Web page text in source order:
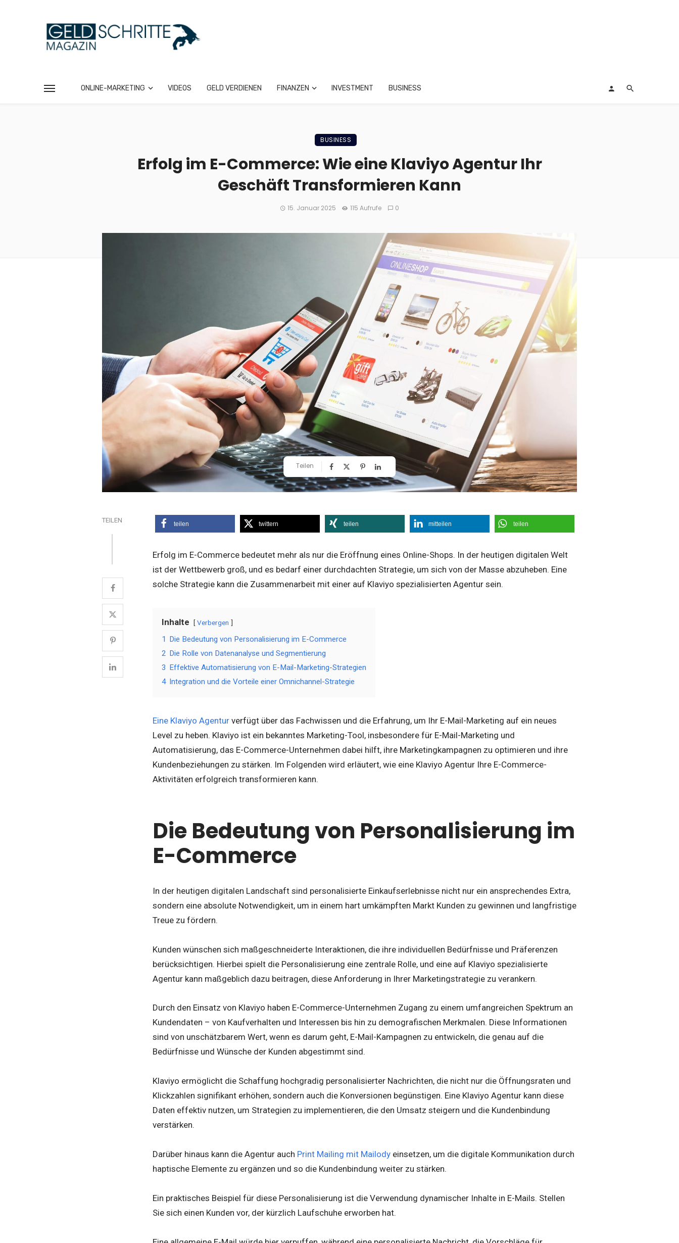
ONLINE-MARKETING VIDEOS GELD VERDIENEN FINANZEN INVESTMENT BUSINESS
BUSINESS
Erfolg im E-Commerce: Wie eine Klaviyo Agentur Ihr
Geschäft Transformieren Kann
15. Januar 2025 115 Aufrufe 0
Teilen
TEILEN teilen twittern teilen mitteilen teilen
Erfolg im E-Commerce bedeutet mehr als nur die Eröffnung eines Online-Shops. In der heutigen digitalen Welt
ist der Wettbewerb groß, und es bedarf einer durchdachten Strategie, um sich von der Masse abzuheben. Eine
solche Strategie kann die Zusammenarbeit mit einer auf Klaviyo spezialisierten Agentur sein.
Inhalte Verbergen
1 Die Bedeutung von Personalisierung im E-Commerce
2 Die Rolle von Datenanalyse und Segmentierung
3 Effektive Automatisierung von E-Mail-Marketing-Strategien
4 Integration und die Vorteile einer Omnichannel-Strategie
Eine Klaviyo Agentur verfügt über das Fachwissen und die Erfahrung, um Ihr E-Mail-Marketing auf ein neues
Level zu heben. Klaviyo ist ein bekanntes Marketing-Tool, insbesondere für E-Mail-Marketing und
Automatisierung, das E-Commerce-Unternehmen dabei hilft, ihre Marketingkampagnen zu optimieren und ihre
Kundenbeziehungen zu stärken. Im Folgenden wird erläutert, wie eine Klaviyo Agentur Ihre E-Commerce-
Aktivitäten erfolgreich transformieren kann.
Die Bedeutung von Personalisierung im
E-Commerce
In der heutigen digitalen Landschaft sind personalisierte Einkaufserlebnisse nicht nur ein ansprechendes Extra,
sondern eine absolute Notwendigkeit, um in einem hart umkämpften Markt Kunden zu gewinnen und langfristige
Treue zu fördern.
Kunden wünschen sich maßgeschneiderte Interaktionen, die ihre individuellen Bedürfnisse und Präferenzen
berücksichtigen. Hierbei spielt die Personalisierung eine zentrale Rolle, und eine auf Klaviyo spezialisierte
Agentur kann maßgeblich dazu beitragen, diese Anforderung in Ihrer Marketingstrategie zu verankern.
Durch den Einsatz von Klaviyo haben E-Commerce-Unternehmen Zugang zu einem umfangreichen Spektrum an
Kundendaten – von Kaufverhalten und Interessen bis hin zu demografischen Merkmalen. Diese Informationen
sind von unschätzbarem Wert, wenn es darum geht, E-Mail-Kampagnen zu entwickeln, die genau auf die
Bedürfnisse und Wünsche der Kunden abgestimmt sind.
Klaviyo ermöglicht die Schaffung hochgradig personalisierter Nachrichten, die nicht nur die Öffnungsraten und
Klickzahlen signifikant erhöhen, sondern auch die Konversionen begünstigen. Eine Klaviyo Agentur kann diese
Daten effektiv nutzen, um Strategien zu implementieren, die den Umsatz steigern und die Kundenbindung
verstärken.
Darüber hinaus kann die Agentur auch Print Mailing mit Mailody einsetzen, um die digitale Kommunikation durch
haptische Elemente zu ergänzen und so die Kundenbindung weiter zu stärken.
Ein praktisches Beispiel für diese Personalisierung ist die Verwendung dynamischer Inhalte in E-Mails. Stellen
Sie sich einen Kunden vor, der kürzlich Laufschuhe erworben hat.